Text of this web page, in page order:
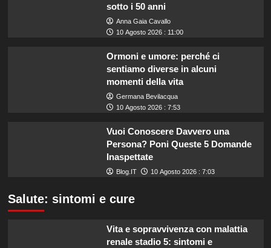
sotto i 50 anni
Anna Gaia Cavallo
10 Agosto 2026 : 11:00
Ormoni e umore: perché ci
sentiamo diverse in alcuni
momenti della vita
Germana Bevilacqua
10 Agosto 2026 : 7:53
Vuoi Conoscere Davvero una
Persona? Poni Queste 5 Domande
Inaspettate
Blog.IT 10 Agosto 2026 : 7:03
Salute: sintomi e cure
Vita e sopravvivenza con malattia
renale stadio 5: sintomi e